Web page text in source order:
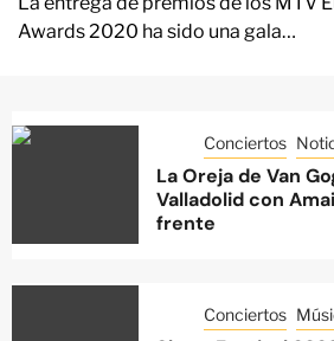
Awards 2020 ha sido una gala…
Conciertos
La Oreja de Van
Valladolid con
frente
Conciertos